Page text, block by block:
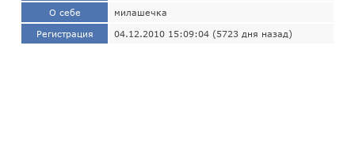
О себе милашечка
Регистрация 04.12.2010 15:09:04 (5723 дня назад)